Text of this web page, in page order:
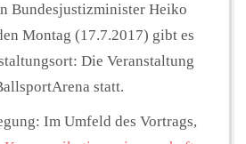
Beiträge
Bundesjustizminister Heiko
Montag (17.7.2017) gibt es
Die Veranstaltung
statt.
Im Umfeld des Vortrags,